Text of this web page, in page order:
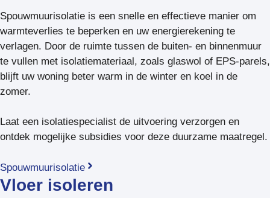
Spouwmuurisolatie is een snelle en effectieve manier om
warmteverlies te beperken en uw energierekening te
verlagen. Door de ruimte tussen de buiten- en binnenmuur
te vullen met isolatiemateriaal, zoals glaswol of EPS-parels,
blijft uw woning beter warm in de winter en koel in de
zomer.
Laat een isolatiespecialist de uitvoering verzorgen en
ontdek mogelijke subsidies voor deze duurzame maatregel.
Spouwmuurisolatie
Vloer isoleren